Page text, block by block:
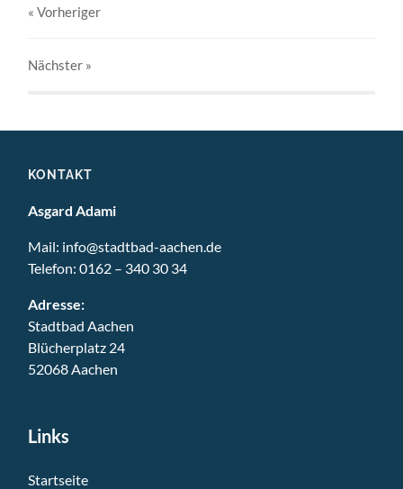
« Vorheriger
Nächster »
KONTAKT
Asgard Adami
Mail: info@stadtbad-aachen.de
Telefon:0162 – 340 30 34
Adresse:
Stadtbad Aachen
Blücherplatz 24
52068 Aachen
Links
Startseite